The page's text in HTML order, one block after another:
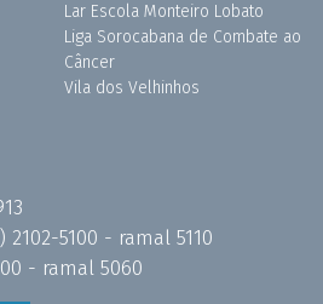
Lar Escola Monteiro Lobato
Liga Sorocabana de Combate ao
Câncer
Vila dos Velhinhos
2102-5100 - ramal 5110
- ramal 5060